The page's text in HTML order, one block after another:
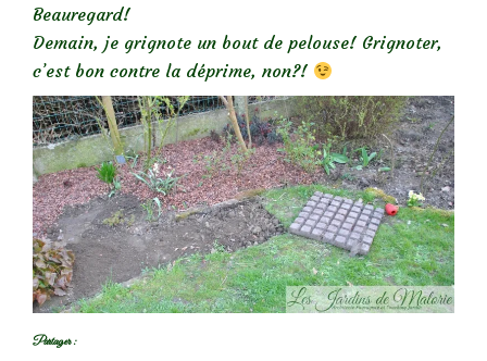
Beauregard!
Demain, je grignote un bout de pelouse! Grignoter,
c’est bon contre la déprime, non?!
Partager :